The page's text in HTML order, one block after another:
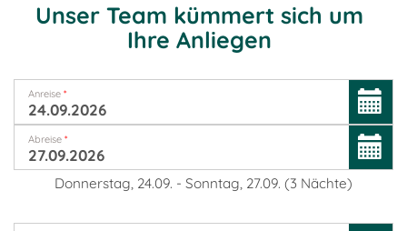
Unser Team kümmert sich um
Ihre Anliegen
Anreise *
Abreise *
Donnerstag, 24.09. - Sonntag, 27.09. (3 Nächte)